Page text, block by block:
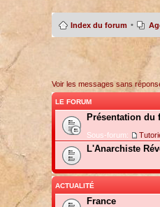
Index du forum •
Voir les messages sans
LE FORUM
Présentation du
Sous-forum:
L'Anarchiste
ACTUALITÉ
France